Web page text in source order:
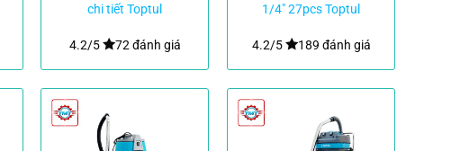
chi tiết Toptul
4.2/5
72 đánh giá
1/4″ 27pcs Toptul
4.2/5
189 đánh giá